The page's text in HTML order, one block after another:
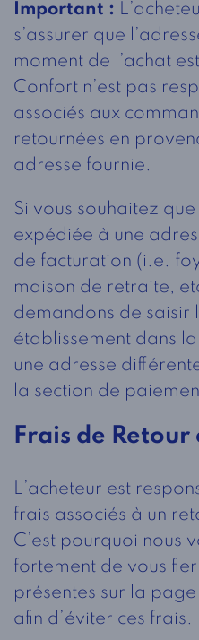
Important :
s’assurer que
moment de l’achat
Confort n’est pas
associés aux
retournées en
adresse fournie.
Si vous souhaitez
expédiée à une
de facturation (i.e.
maison de retraite,
demandons de saisir
établissement dans
une adresse
la section de
Frais de Retour
L’acheteur est
frais associés à un
C’est pourquoi nous
fortement de vous
présentes sur la
afin d’éviter ces frais.